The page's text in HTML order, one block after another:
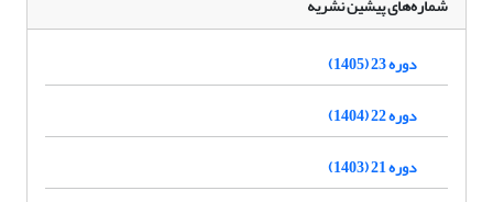
دوره 23 (1405)
دوره 22 (1404)
دوره 21 (1403)